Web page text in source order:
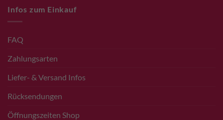
Infos zum Einkauf
FAQ
Zahlungsarten
Liefer- & Versand Infos
Rücksendungen
Öffnungszeiten Shop